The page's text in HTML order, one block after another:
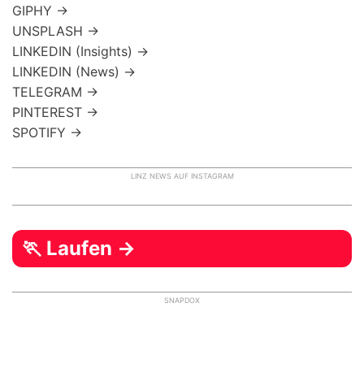
GIPHY →
UNSPLASH →
LINKEDIN (Insights) →
LINKEDIN (News) →
TELEGRAM →
PINTEREST →
SPOTIFY →
LINZ NEWS AUF INSTAGRAM
🏃 Laufen →
SNAPDOX